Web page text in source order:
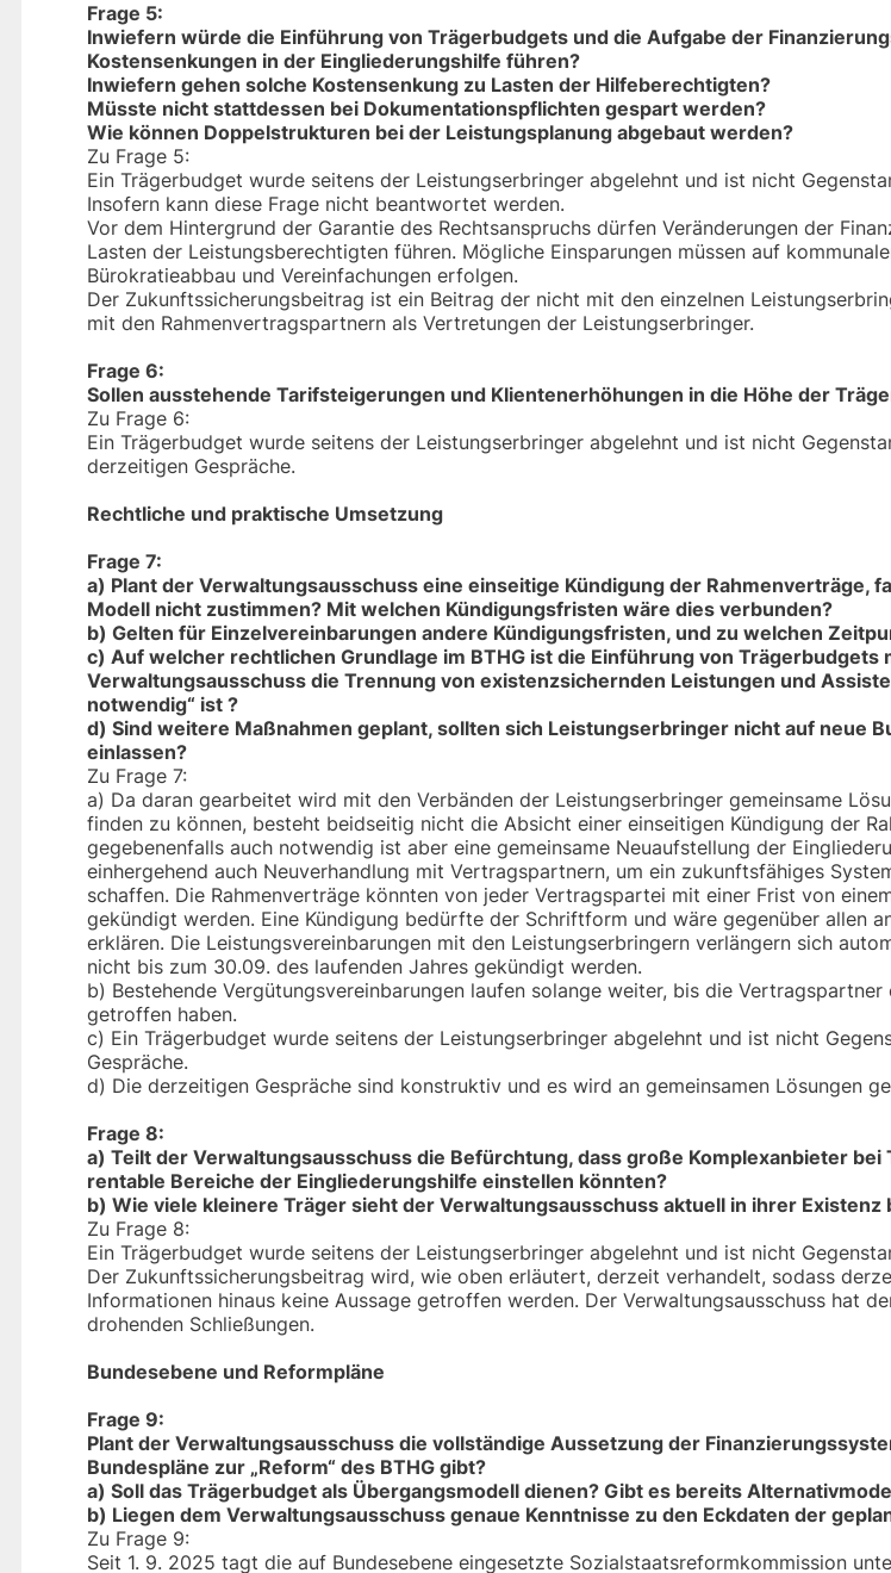
Frage 5:
Inwiefern würde die Einführung von Trägerbudgets und die Aufgabe der
Kostensenkungen in der Eingliederungshilfe führen?
Inwiefern gehen solche Kostensenkung zu Lasten der Hilfeberechtigten?
Müsste nicht stattdessen bei Dokumentationspflichten gespart werden?
Wie können Doppelstrukturen bei der Leistungsplanung abgebaut werden?
Zu Frage 5:
Ein Trägerbudget wurde seitens der Leistungserbringer abgelehnt und ist nicht
Insofern kann diese Frage nicht beantwortet werden.
Vor dem Hintergrund der Garantie des Rechtsanspruchs dürfen Veränderungen der
Lasten der Leistungsberechtigten führen. Mögliche Einsparungen müssen auf
Bürokratieabbau und Vereinfachungen erfolgen.
Der Zukunftssicherungsbeitrag ist ein Beitrag der nicht mit den einzelnen
mit den Rahmenvertragspartnern als Vertretungen der Leistungserbringer.
Frage 6:
Sollen ausstehende Tarifsteigerungen und Klientenerhöhungen in die Höhe der
Zu Frage 6:
Ein Trägerbudget wurde seitens der Leistungserbringer abgelehnt und ist nicht
derzeitigen Gespräche.
Rechtliche und praktische Umsetzung
Frage 7:
a) Plant der Verwaltungsausschuss eine einseitige Kündigung der Rahmenverträge,
Modell nicht zustimmen? Mit welchen Kündigungsfristen wäre dies verbunden?
b) Gelten für Einzelvereinbarungen andere Kündigungsfristen, und zu welchen
c) Auf welcher rechtlichen Grundlage im BTHG ist die Einführung von Trägerbudgets
Verwaltungsausschuss die Trennung von existenzsichernden Leistungen und
notwendig“ ist ?
d) Sind weitere Maßnahmen geplant, sollten sich Leistungserbringer nicht auf neue
einlassen?
Zu Frage 7:
a) Da daran gearbeitet wird mit den Verbänden der Leistungserbringer gemeinsame
finden zu können, besteht beidseitig nicht die Absicht einer einseitigen Kündigung der
gegebenenfalls auch notwendig ist aber eine gemeinsame Neuaufstellung der
einhergehend auch Neuverhandlung mit Vertragspartnern, um ein zukunftsfähiges
schaffen. Die Rahmenverträge könnten von jeder Vertragspartei mit einer Frist von
gekündigt werden. Eine Kündigung bedürfte der Schriftform und wäre gegenüber allen
erklären. Die Leistungsvereinbarungen mit den Leistungserbringern verlängern sich
nicht bis zum 30.09. des laufenden Jahres gekündigt werden.
b) Bestehende Vergütungsvereinbarungen laufen solange weiter, bis die Vertragspartner
getroffen haben.
c) Ein Trägerbudget wurde seitens der Leistungserbringer abgelehnt und ist nicht
Gespräche.
d) Die derzeitigen Gespräche sind konstruktiv und es wird an gemeinsamen Lösungen
Frage 8:
a) Teilt der Verwaltungsausschuss die Befürchtung, dass große Komplexanbieter
rentable Bereiche der Eingliederungshilfe einstellen könnten?
b) Wie viele kleinere Träger sieht der Verwaltungsausschuss aktuell in ihrer Existenz
Zu Frage 8:
Ein Trägerbudget wurde seitens der Leistungserbringer abgelehnt und ist nicht
Der Zukunftssicherungsbeitrag wird, wie oben erläutert, derzeit verhandelt, sodass
Informationen hinaus keine Aussage getroffen werden. Der Verwaltungsausschuss hat
drohenden Schließungen.
Bundesebene und Reformpläne
Frage 9:
Plant der Verwaltungsausschuss die vollständige Aussetzung der
Bundespläne zur „Reform“ des BTHG gibt?
a) Soll das Trägerbudget als Übergangsmodell dienen? Gibt es bereits
b) Liegen dem Verwaltungsausschuss genaue Kenntnisse zu den Eckdaten der
Zu Frage 9:
Seit 1. 9. 2025 tagt die auf Bundesebene eingesetzte Sozialstaatsreformkommission